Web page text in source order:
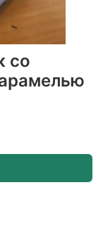
со